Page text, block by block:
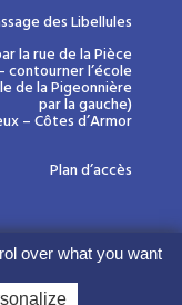
des Libellules
la rue de la Pièce
contourner l’école
de la Pigeonnière
par la gauche)
– Côtes d’Armor
Plan d’accès
over what you want